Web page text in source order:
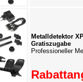
Metalldetektor
Gratiszugabe
Professioneller